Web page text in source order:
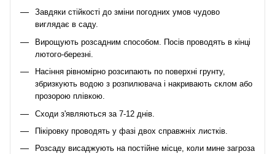
Завдяки стійкості до зміни погодних умов чудово
виглядає в саду.
Вирощують розсадним способом. Посів проводять в кінці
лютого-березні.
Насіння рівномірно розсипають по поверхні грунту,
збризкують водою з розпилювача і накривають склом або
прозорою плівкою.
Сходи з'являються за 7-12 днів.
Пікіровку проводять у фазі двох справжніх листків.
Розсаду висаджують на постійне місце, коли мине загроза